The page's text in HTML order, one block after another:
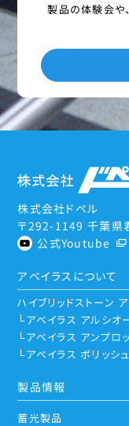
製品の体験会や
株式会社ドペル
〒292-1149 千葉県
公式Youtube
アベイラスについて
ハイブリッドストーン
アベイラス アルシオ
アベイラス アンプロ
アベイラス ポリッシュ
製品情報
蓄光製品